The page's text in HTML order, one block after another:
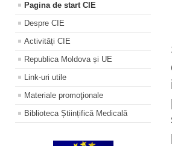
Pagina de start CIE
Despre CIE
Activități CIE
Republica Moldova și UE
Link-uri utile
Materiale promoţionale
Biblioteca Științifică Medicală